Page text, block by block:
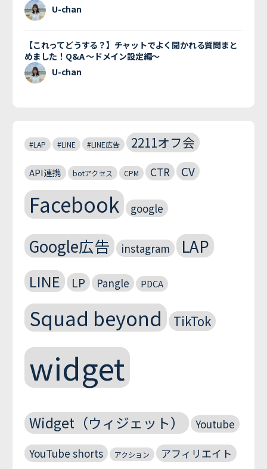
U-chan
【これってどうする？】チャットでよく聞かれる質問まと
めました！Q&A 〜ドメイン設定編〜
U-chan
#LAP #LINE #LINE広告 2211オフ会
API連携 botアクセス CPM CTR CV
Facebook google
Google広告 instagram LAP
LINE LP Pangle PDCA
Squad beyond TikTok
widget
Widget（ウィジェット）
Youtube
YouTube shorts
アクション アフィリエイト